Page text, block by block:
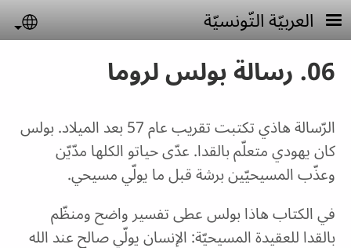
Skip to main content
العربيّة التّونسيّة
06. رسالة بولس لروما
الرّسالة هاذي تكتبت تقريب عام 57 بعد الميلاد. بولس
كان يهودي متعلّم بالقدا. عدّى حياتو الكلها مدّيّن
وعذّب المسيحيّين برشة قبل ما يولّي مسيحي.
في الكتاب هاذا بولس عطى تفسير واضح ومنظّم
بالقدا للعقيدة المسيحيّة: الإنسان يولّي صالح عند الله